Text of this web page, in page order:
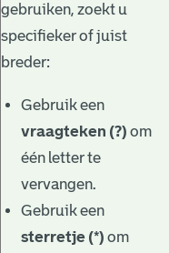
gebruiken, zoekt u
specifieker of juist
breder:
Gebruik een
vraagteken (?) om
één letter te
vervangen.
Gebruik een
sterretje (*) om